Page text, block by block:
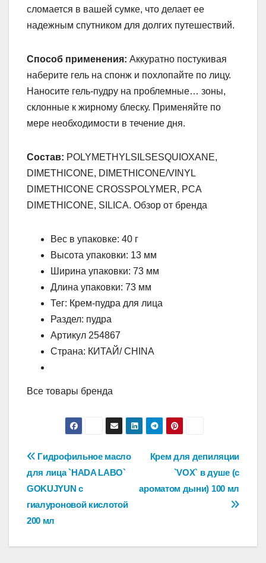
сломается в вашей сумке, что делает ее
надежным спутником для долгих путешествий.
Способ применения: Аккуратно постукивая
наберите гель на спонж и похлопайте по лицу.
Наносите гель-пудру на проблемные… зоны,
склонные к жирному блеску. Применяйте по
мере необходимости в течение дня.
Состав: POLYMETHYLSILSESQUIOXANE,
DIMETHICONE, DIMETHICONE/VINYL
DIMETHICONE CROSSPOLYMER, PCA
DIMETHICONE, SILICA. Обзор от бренда
Вес в упаковке: 40 г
Высота упаковки: 13 мм
Ширина упаковки: 73 мм
Длина упаковки: 73 мм
Тег: Крем-пудра для лица
Раздел: пудра
Артикул 254867
Страна: КИТАЙ/ CHINA
Все товары бренда
Навигация
по
записям
Крем для депиляции
`VOX` в душе (с
ароматом дыни) 100 мл
Гидрофильное масло
для лица `HADA LABO`
GOKUJYUN с
гиалуроновой кислотой
200 мл